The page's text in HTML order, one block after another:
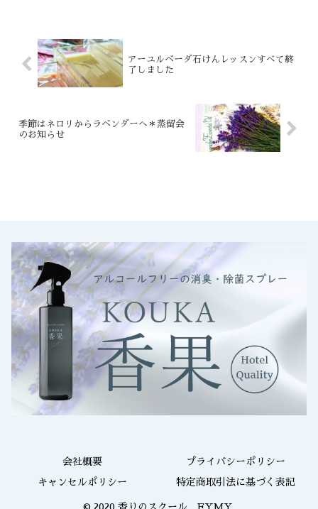
アーユルベーダ石けんレッスンすべて終
了しました
季節はネロリからラベンダーへ＊蒸留会
のお知らせ
会社概要 プライバシーポリシー
キャンセルポリシー 特定商取引法に基づく表記
© 2020 香りのスクール EYMY.